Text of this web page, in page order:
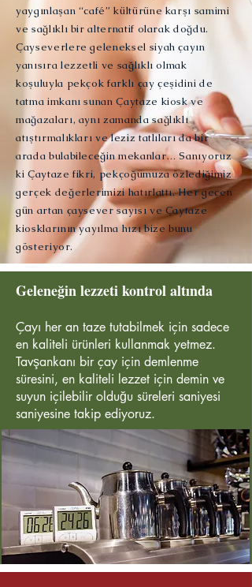
yaygınlaşan “café” kültürüne karşı samimi
ve sağlıklı bir alternatif olarak doğdu.
Çayseverlere geleneksel siyah çayın
yanısıra lezzetli ve sağlıklı olmak
koşuluyla pekçok farklı çay çeşidini de
tatma imkanı sunan Çaytaze kiosk ve
mağazaları, aynı zamanda sağlıklı
atıştırmalıkları ve leziz tatlıları da bir
arada bulabileceğin mekanlar… Sanıyoruz
ki Çaytaze fikri, pekçoğumuza özlediğimiz
gerçek değerlerimizi hatırlattı. Her geçen
gün artan çaysever sayısı ve Çaytaze
kiosklarının yayılma hızı bize bunu
gösteriyor.
Geleneğin lezzeti kontrol altında
Çayı her an taze tutabilmek için sadece
en kaliteli ürünleri kullanmak yetmez.
Tavşankanı bir çay için demlenme
süresini, en kaliteli lezzet için demin ve
suyun içilebilir olduğu süreleri saniyesi
saniyesine takip ediyoruz.